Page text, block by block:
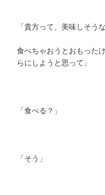
「貴方って、美味しそう
食べちゃおうとおもった
らにしようと思って」
「食べる？」
「そう」